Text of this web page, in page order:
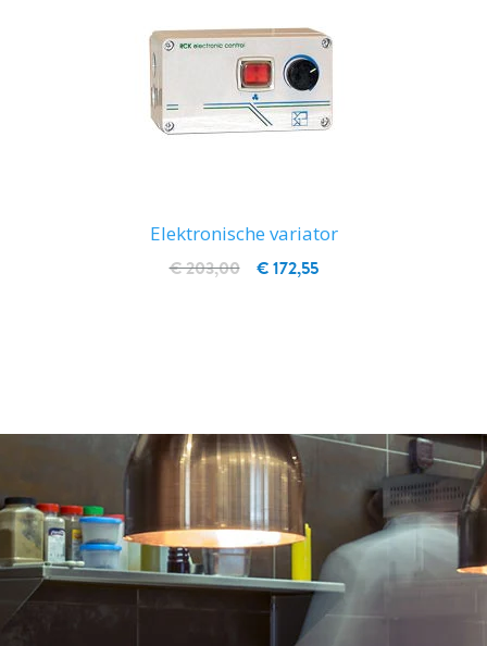
Elektronische variator
€ 172,55
€ 203,00